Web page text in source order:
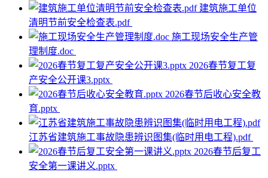
建筑施工单位
清明节前安全检查表.pdf
施工现场安全生产管
理制度.doc
2026春节复工复
产安全公开课3.pptx
2026春节后收心安全教
育.pptx
江苏省建筑施工事故隐患辨识图集(临时用电工程).pdf
2026春节后复工
安全第一课讲义.pptx